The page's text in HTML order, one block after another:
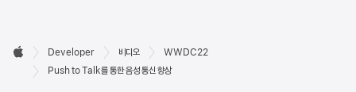
Developer
바닥글

Apple
Developer 비디오
WWDC22
Push to Talk를 통한 음성 통신 향상